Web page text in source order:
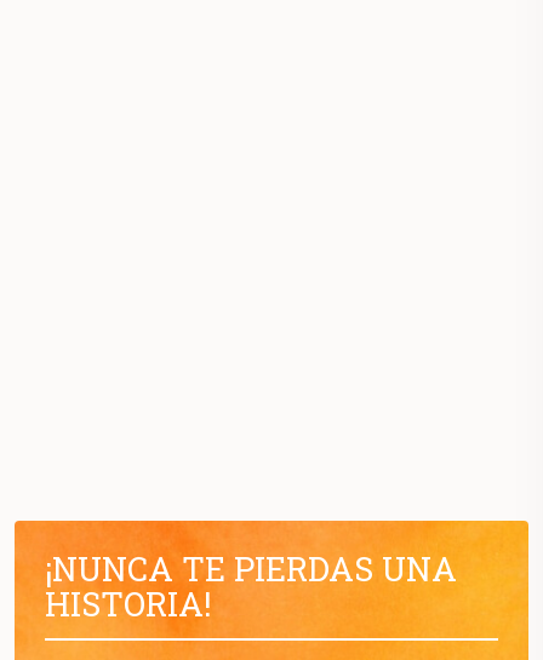
¡NUNCA TE PIERDAS UNA
HISTORIA!